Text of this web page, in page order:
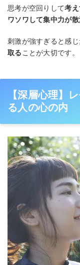
思考が空回りして考
ワソワして集中力が
刺激が強すぎると感じ
取る ことが大切です。
【深層心理】
る人の心の内